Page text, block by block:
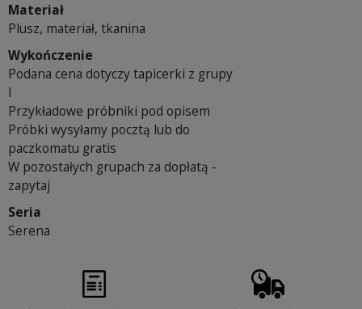
Materiał
Plusz, materiał, tkanina
Wykończenie
Podana cena dotyczy tapicerki z grupy
I
Przykładowe próbniki pod opisem
Próbki wysyłamy pocztą lub do
paczkomatu gratis
W pozostałych grupach za dopłatą -
zapytaj
Seria
Serena